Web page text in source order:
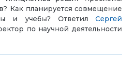
Как планируется совмещение
и учебы? Ответил Сергей
по научной деятельности